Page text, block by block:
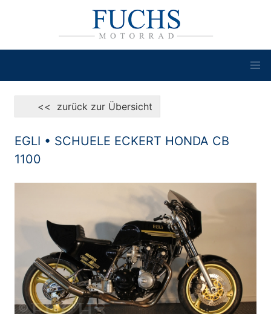
<< zurück zur Übersicht
EGLI • SCHUELE ECKERT HONDA CB
1100